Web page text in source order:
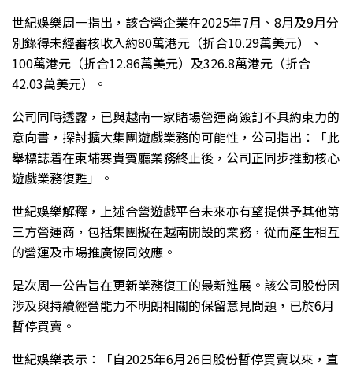
世紀娛樂周一指出，該合營企業在2025年7月、8月及9月分
別錄得未經審核收入約80萬港元（折合10.29萬美元）、
100萬港元（折合12.86萬美元）及326.8萬港元（折合
42.03萬美元）。
公司同時透露，已與越南一家賭場營運商簽訂不具約束力的
意向書，探討擴大集團遊戲業務的可能性，公司指出：「此
舉標誌着在柬埔寨貴賓廳業務終止後，公司正同步推動核心
遊戲業務復甦」。
世紀娛樂解釋，上述合營遊戲平台未來亦有望提供予其他第
三方營運商，包括集團擬在越南開設的業務，從而產生相互
的營運及市場推廣協同效應。
是次周一公告旨在更新業務復工的最新進展。該公司股份因
涉及與持續經營能力不明朗相關的保留意見問題，已於6月
暫停買賣。
世紀娛樂表示：「自2025年6月26日股份暫停買賣以來，直